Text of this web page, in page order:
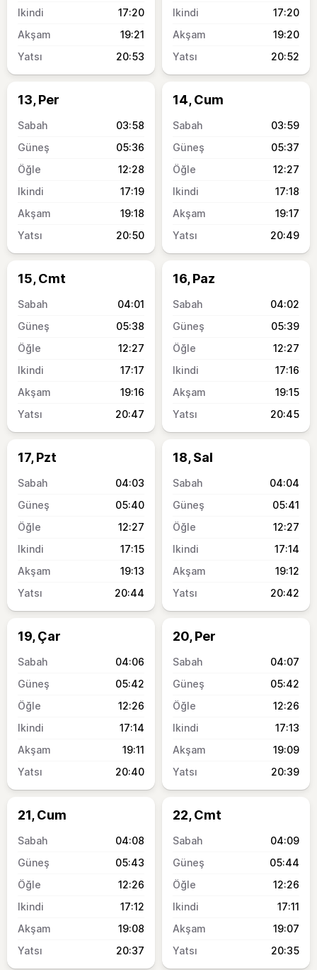
17:20
19:21
20:53
17:20
19:20
20:52
13, Per
03:58
05:36
12:28
17:19
19:18
20:50
14, Cum
03:59
05:37
12:27
17:18
19:17
20:49
15, Cmt
04:01
05:38
12:27
17:17
19:16
20:47
16, Paz
04:02
05:39
12:27
17:16
19:15
20:45
17, Pzt
04:03
05:40
12:27
17:15
19:13
20:44
18, Sal
04:04
05:41
12:27
17:14
19:12
20:42
19, Çar
04:06
05:42
12:26
17:14
19:11
20:40
20, Per
04:07
05:42
12:26
17:13
19:09
20:39
21, Cum
04:08
05:43
12:26
17:12
19:08
20:37
22, Cmt
04:09
05:44
12:26
17:11
19:07
20:35